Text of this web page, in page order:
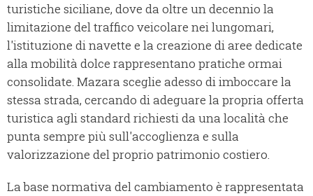
turistiche siciliane, dove da oltre un decennio la
limitazione del traffico veicolare nei lungomari,
l'istituzione di navette e la creazione di aree dedicate
alla mobilità dolce rappresentano pratiche ormai
consolidate. Mazara sceglie adesso di imboccare la
stessa strada, cercando di adeguare la propria offerta
turistica agli standard richiesti da una località che
punta sempre più sull'accoglienza e sulla
valorizzazione del proprio patrimonio costiero.
La base normativa del cambiamento è rappresentata